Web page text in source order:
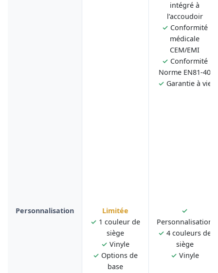
intégré à
l’accoudoir
✓ Conformité
médicale
CEM/EMI
✓ Conformité
Norme EN81-40
✓ Garantie à vie
Personnalisation
Limitée
✓ 1 couleur de
siège
✓ Vinyle
✓ Options de
base
✓
Personnalisation
✓ 4 couleurs de
siège
✓ Vinyle